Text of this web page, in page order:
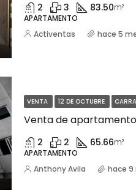
2 3 83.50m²
APARTAMENTO
Activentas hace 5
VENTA 12 DE OCTUBRE
Venta de
2 2 65.66m²
APARTAMENTO
Anthony Avila hace 9